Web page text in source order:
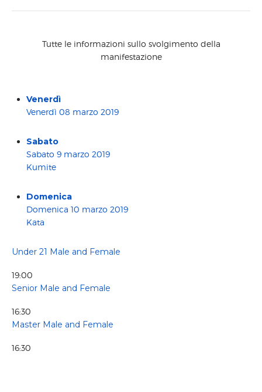
Tutte le informazioni sullo svolgimento della
manifestazione
Venerdì
Venerdì 08 marzo 2019
Sabato
Sabato 9 marzo 2019
Kumite
Domenica
Domenica 10 marzo 2019
Kata
Under 21 Male and Female
19:00
Senior Male and Female
16:30
Master Male and Female
16:30